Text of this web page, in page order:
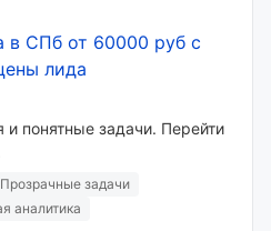
в СПб от 60000 руб с
лида
и понятные задачи. Перейти
Прозрачные задачи
аналитика